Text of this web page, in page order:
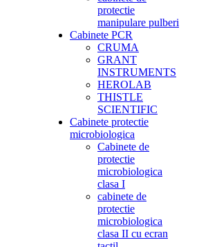
protectie
manipulare pulberi
Cabinete PCR
CRUMA
GRANT
INSTRUMENTS
HEROLAB
THISTLE
SCIENTIFIC
Cabinete protectie
microbiologica
Cabinete de
protectie
microbiologica
clasa I
cabinete de
protectie
microbiologica
clasa II cu ecran